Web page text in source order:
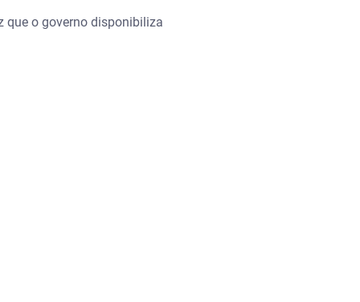
que o governo disponibiliza